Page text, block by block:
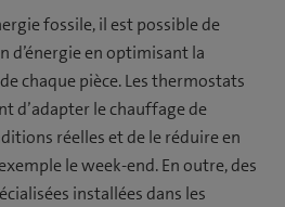
fossile, il est possible de
d’énergie en optimisant la
chaque pièce. Les thermostats
d’adapter le chauffage de
réelles et de le réduire en
le week-end. En outre, des
installées dans les